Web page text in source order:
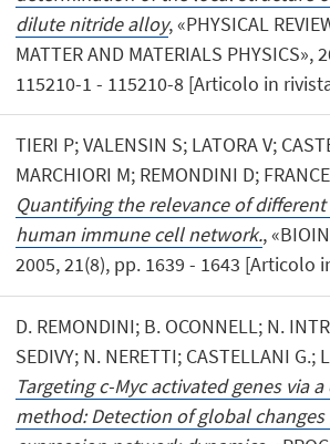
dilute nitride alloy, «PHYSICAL
MATTER AND MATERIALS PHYSICS»,
115210-1 - 115210-8 [Articolo in
TIERI P; VALENSIN S; LATORA V;
MARCHIORI M; REMONDINI D;
Quantifying the relevance of
human immune cell network.,
2005, 21(8), pp. 1639 - 1643 [Articolo
D. REMONDINI; B. OCONNELL; N.
SEDIVY; N. NERETTI; CASTELLANI G.;
Targeting c-Myc activated genes via
method: Detection of global changes